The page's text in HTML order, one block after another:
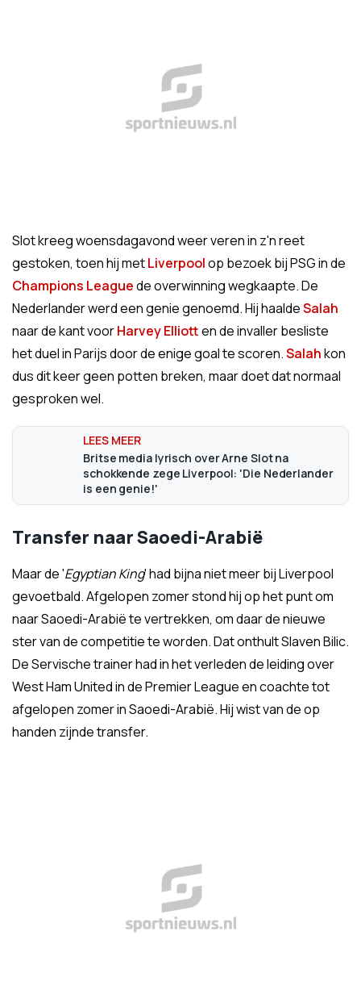
Slot kreeg woensdagavond weer veren in z'n reet
gestoken, toen hij metLiverpoolop bezoek bij PSG in de
Champions Leaguede overwinning wegkaapte. De
Nederlander werd een genie genoemd. Hij haaldeSalah
naar de kant voorHarvey Elliotten de invaller besliste
het duel in Parijs door de enige goal te scoren.Salahkon
dus dit keer geen potten breken, maar doet dat normaal
gesproken wel.
Britse media lyrisch over Arne Slot na
schokkende zege Liverpool: 'Die Nederlander
is een genie!'
Transfer naar Saoedi-Arabië
Maar de 'Egyptian King' had bijna niet meer bij Liverpool
gevoetbald. Afgelopen zomer stond hij op het punt om
naar Saoedi-Arabië te vertrekken, om daar de nieuwe
ster van de competitie te worden. Dat onthult Slaven Bilic.
De Servische trainer had in het verleden de leiding over
West Ham United in de Premier League en coachte tot
afgelopen zomer in Saoedi-Arabië. Hij wist van de op
handen zijnde transfer.